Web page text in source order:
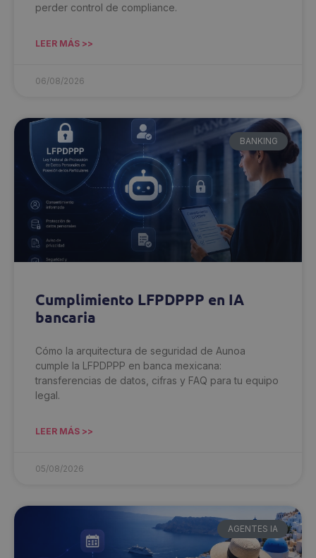
perder control de compliance.
LEER MÁS >>
06/08/2026
BANKING
Cumplimiento LFPDPPP en IA
bancaria
Cómo la arquitectura de seguridad de Aunoa
cumple la LFPDPPP en banca mexicana:
transferencias de datos, cifras y FAQ para tu equipo
legal.
LEER MÁS >>
05/08/2026
AGENTES IA